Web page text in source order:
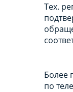
Тех.
Более
по